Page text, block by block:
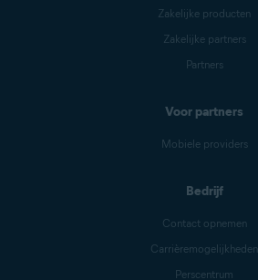
Zakelijke producten
Zakelijke partners
Partners
Voor partners
Mobiele providers
Bedrijf
Contact opnemen
Carrièremogelijkheden
Perscentrum